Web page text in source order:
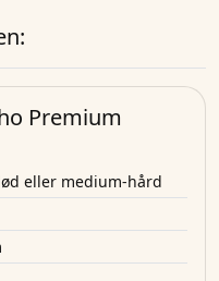
Premium
eller medium-hård